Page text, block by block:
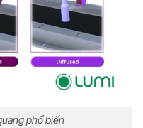
phổ biến